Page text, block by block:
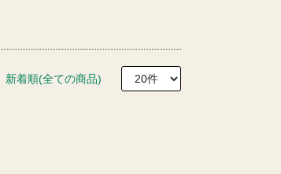
新着順(全ての商品)